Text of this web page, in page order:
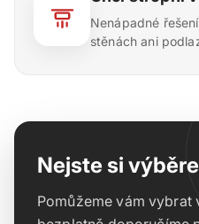
Nenápadné
stěnách ani
Nejste si
Pomůžeme vám vybrat